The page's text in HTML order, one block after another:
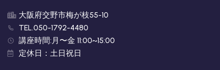
大阪府交野市梅が枝55-10
TEL.050-1792-4480
講座時間:月〜金 11:00~15:00
定休日：土日祝日